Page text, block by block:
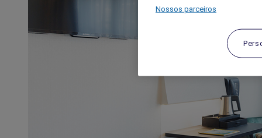
Nossos parceiros